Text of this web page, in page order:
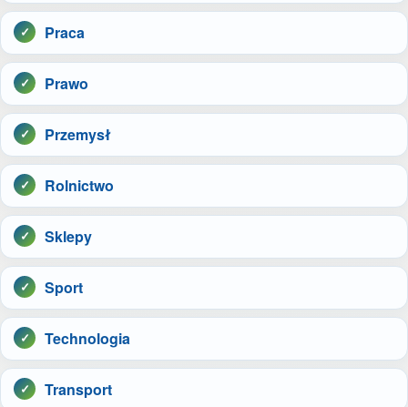
Praca
Prawo
Przemysł
Rolnictwo
Sklepy
Sport
Technologia
Transport